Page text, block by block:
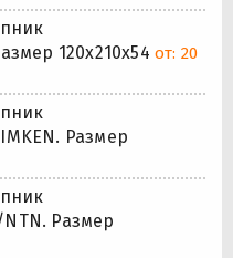
120x210x54 от: 20
Размер
Размер